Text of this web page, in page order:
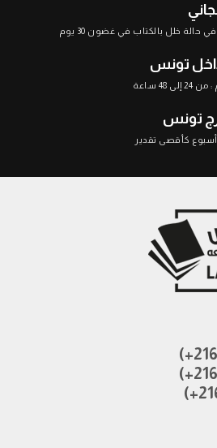
حالة خلل بالكتاب في غضون 30 يوم
تونس
48 ساعة
تونس
أسبوع كأقصى تقدير